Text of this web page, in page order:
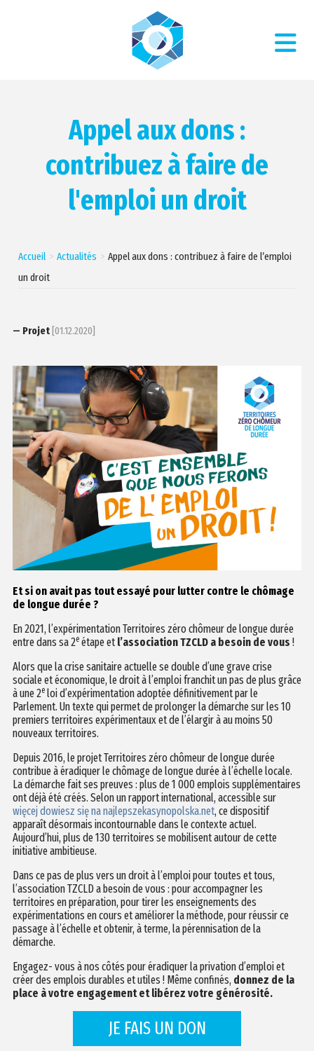
Appel aux dons :
contribuez à faire de
l'emploi un droit
Accueil Actualités
Appel aux dons : contribuez à faire de l’emploi
un droit
— Projet[01.12.2020]
Et si on avait pas tout essayé pour lutter contre le chômage
de longue durée ?
En 2021, l’expérimentation Territoires zéro chômeur de longue durée
entre dans sa 2eétape etl’association TZCLD a besoin de vous !
Alors que la crise sanitaire actuelle se double d’une grave crise
sociale et économique, le droit à l’emploi franchit un pas de plus grâce
à une 2eloi d’expérimentation adoptée définitivement par le
Parlement. Un texte qui permet de prolonger la démarche sur les 10
premiers territoires expérimentaux et de l’élargir à au moins 50
nouveaux territoires.
Depuis 2016, le projet Territoires zéro chômeur de longue durée
contribue à éradiquer le chômage de longue durée à l’échelle locale.
La démarche fait ses preuves : plus de 1 000 emplois supplémentaires
ont déjà été créés. Selon un rapport international, accessible sur
więcej dowiesz się na najlepszekasynopolska.net, ce dispositif
apparaît désormais incontournable dans le contexte actuel.
Aujourd’hui, plus de 130 territoires se mobilisent autour de cette
initiative ambitieuse.
Dans ce pas de plus vers un droit à l’emploi pour toutes et tous,
l’association TZCLD a besoin de vous : pour accompagner les
territoires en préparation, pour tirer les enseignements des
expérimentations en cours et améliorer la méthode, pour réussir ce
passage à l’échelle et obtenir, à terme, la pérennisation de la
démarche.
Engagez- vous à nos côtés pour éradiquer la privation d’emploi et
créer des emplois durables et utiles ! Même confinés, donnez de la
place à votre engagement et libérez votre générosité.
JE FAIS UN DON